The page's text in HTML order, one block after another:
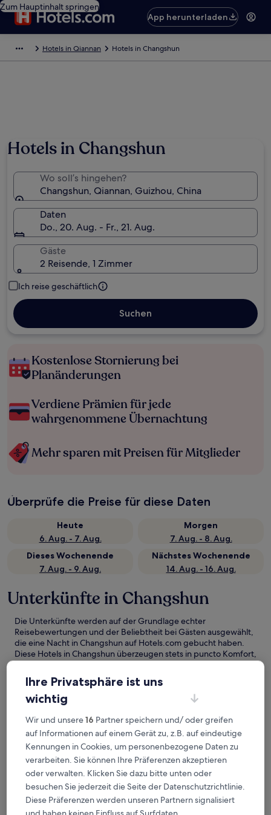
Zum Hauptinhalt springen
App herunterladen
Hotels in Qiannan Hotels in Changshun
Hotels in Changshun
Wo soll’s hingehen?
Changshun, Qiannan, Guizhou, China
Daten
Do., 20. Aug. - Fr., 21. Aug.
Gäste
2 Reisende, 1 Zimmer
Ich reise geschäftlich
Suchen
Kostenlose Stornierung bei
Planänderungen
Verdiene Prämien für jede
wahrgenommene Übernachtung
Mehr sparen mit Preisen für Mitglieder
Überprüfe die Preise für diese Daten
Heute
6. Aug. - 7. Aug.
Morgen
7. Aug. - 8. Aug.
Dieses Wochenende
7. Aug. - 9. Aug.
Nächstes Wochenende
14. Aug. - 16. Aug.
Unterkünfte in Changshun
Die Unterkünfte werden auf der Grundlage echter
Reisebewertungen und der Beliebtheit bei Gästen ausgewählt,
die eine Nacht in Changshun auf Hotels.com gebucht haben.
Diese Hotels in Changshun überzeugen stets in puncto Komfort,
Lage und Erlebnis der Reisenden. Zuletzt aktualisiert am6.
August 2026.
Weniger
Holiday Inn Express Guian Yungu by IHG
Ihre Privatsphäre ist uns
wichtig
Wir und unsere16 Partner speichern und/ oder greifen
auf Informationen auf einem Gerät zu, z.B. auf eindeutige
Kennungen in Cookies, um personenbezogene Daten zu
verarbeiten. Sie können Ihre Präferenzen akzeptieren
oder verwalten. Klicken Sie dazu bitte unten oder
besuchen Sie jederzeit die Seite der Datenschutzrichtlinie.
Diese Präferenzen werden unseren Partnern signalisiert